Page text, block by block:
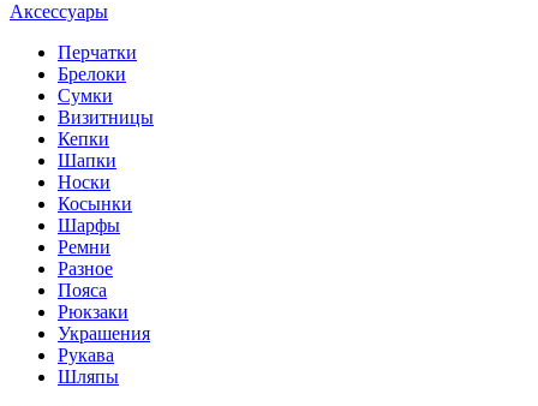
Аксессуары
Перчатки
Брелоки
Сумки
Визитницы
Кепки
Шапки
Носки
Косынки
Шарфы
Ремни
Разное
Пояса
Рюкзаки
Украшения
Рукава
Шляпы